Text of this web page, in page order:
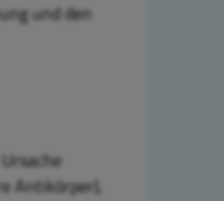
und den
Antikörper),